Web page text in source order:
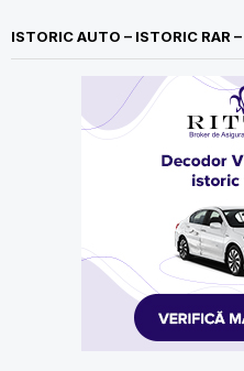
ISTORIC AUTO – ISTORIC RAR